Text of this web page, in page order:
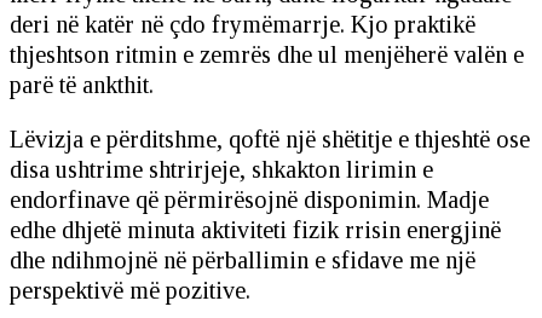
deri në katër në çdo frymëmarrje. Kjo praktikë
thjeshtson ritmin e zemrës dhe ul menjëherë valën e
parë të ankthit.
Lëvizja e përditshme, qoftë një shëtitje e thjeshtë ose
disa ushtrime shtrirjeje, shkakton lirimin e
endorfinave që përmirësojnë disponimin. Madje
edhe dhjetë minuta aktiviteti fizik rrisin energjinë
dhe ndihmojnë në përballimin e sfidave me një
perspektivë më pozitive.